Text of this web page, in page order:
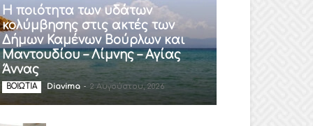
Η ποιότητα των υδάτων
κολύμβησης στις ακτές των
Δήμων Καμένων Βούρλων και
Μαντουδίου – Λίμνης – Αγίας
Άννας
ΒΟΙΩΤΙΑ Diavima - 2 Αυγούστου, 2026